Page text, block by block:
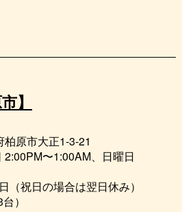
】
原市大正1-3-21
〜1:00AM、日曜日
（祝日の場合は翌日休み）
）